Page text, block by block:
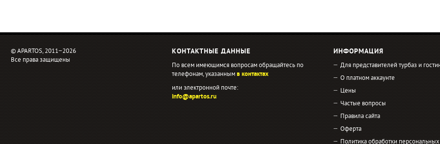
© APARTOS, 2011−2026
Все права защищены
КОНТАКТНЫЕ ДАННЫЕ
По всем имеющимся вопросам обращайтесь по
телефонам, указаннымв контактах
или электронной почте:
info@apartos.ru
ИНФОРМАЦИЯ
Для представителей турбаз и
О платном аккаунте
Цены
Частые вопросы
Правила сайта
Оферта
Политика обработки